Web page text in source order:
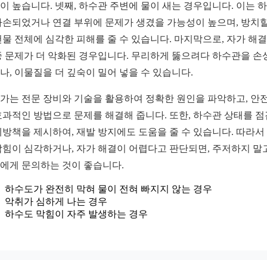
높습니다. 넷째, 하수관 주변에 물이 새는 경우입니다. 이는
손되었거나 연결 부위에 문제가 생겼을 가능성이 높으며, 방치
물 전체에 심각한 피해를 줄 수 있습니다. 마지막으로, 자가 해
문제가 더 악화된 경우입니다. 무리하게 뚫으려다 하수관을 손
, 이물질을 더 깊숙이 밀어 넣을 수 있습니다.
는 전문 장비와 기술을 활용하여 정확한 원인을 파악하고, 안
과적인 방법으로 문제를 해결해 줍니다. 또한, 하수관 상태를 점
방책을 제시하여, 재발 방지에도 도움을 줄 수 있습니다. 따라서
힘이 심각하거나, 자가 해결이 어렵다고 판단되면, 주저하지 말
게 문의하는 것이 좋습니다.
하수도가 완전히 막혀 물이 전혀 빠지지 않는 경우
악취가 심하게 나는 경우
하수도 막힘이 자주 발생하는 경우